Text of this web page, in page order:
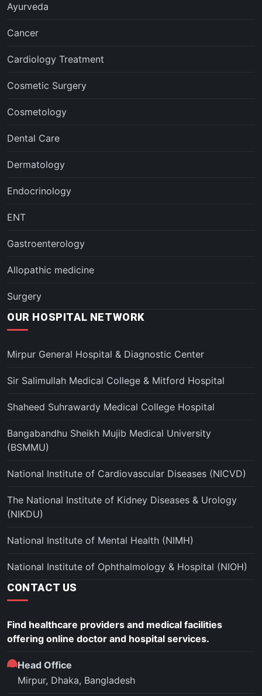
Ayurveda
Cancer
Cardiology Treatment
Cosmetic Surgery
Cosmetology
Dental Care
Dermatology
Endocrinology
ENT
Gastroenterology
Allopathic medicine
Surgery
OUR HOSPITAL NETWORK
Mirpur General Hospital & Diagnostic Center
Sir Salimullah Medical College & Mitford Hospital
Shaheed Suhrawardy Medical College Hospital
Bangabandhu Sheikh Mujib Medical University
(BSMMU)
National Institute of Cardiovascular Diseases (NICVD)
The National Institute of Kidney Diseases & Urology
(NIKDU)
National Institute of Mental Health (NIMH)
National Institute of Ophthalmology & Hospital (NIOH)
CONTACT US
Find healthcare providers and medical facilities
offering online doctor and hospital services.
Head Office
Mirpur, Dhaka, Bangladesh